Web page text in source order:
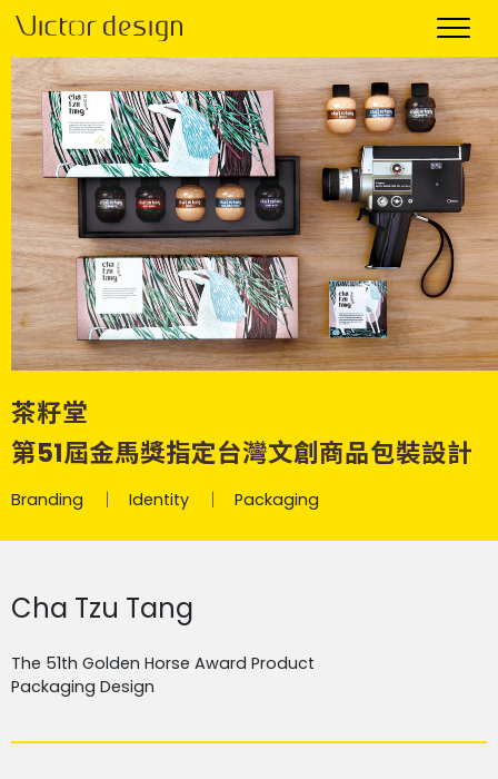
茶籽堂
第51屆金馬獎指定台灣文創商品包裝設計
Branding Identity Packaging
Cha Tzu Tang
The 51th Golden Horse Award Product
Packaging Design